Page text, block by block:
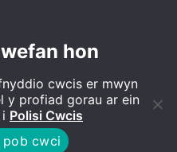
hon
cwcis er mwyn
y profiad gorau ar ein
Polisi Cwcis
pob cwci